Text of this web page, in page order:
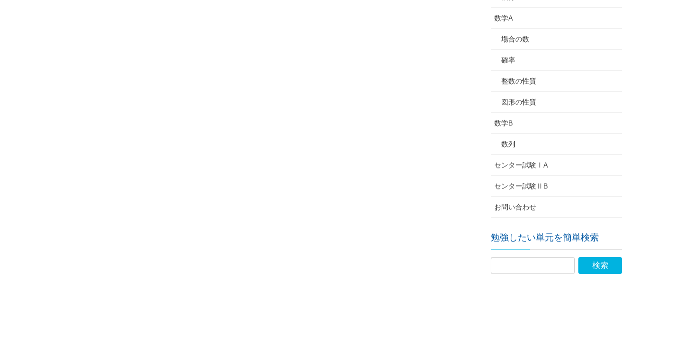
数学A
場合の数
確率
整数の性質
図形の性質
数学B
数列
センター試験ⅠA
センター試験ⅡB
お問い合わせ
勉強したい単元を簡単検索